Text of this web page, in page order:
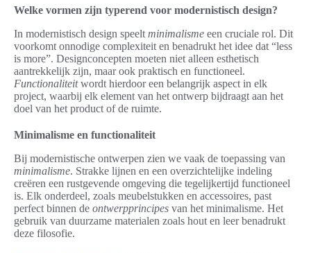
Welke vormen zijn typerend voor modernistisch design?
In modernistisch design speelt minimalisme een cruciale rol. Dit
voorkomt onnodige complexiteit en benadrukt het idee dat “less
is more”. Designconcepten moeten niet alleen esthetisch
aantrekkelijk zijn, maar ook praktisch en functioneel.
Functionaliteitwordt hierdoor een belangrijk aspect in elk
project, waarbij elk element van het ontwerp bijdraagt aan het
doel van het product of de ruimte.
Minimalisme en functionaliteit
Bij modernistische ontwerpen zien we vaak de toepassing van
minimalisme. Strakke lijnen en een overzichtelijke indeling
creëren een rustgevende omgeving die tegelijkertijd functioneel
is. Elk onderdeel, zoals meubelstukken en accessoires, past
perfect binnen de ontwerpprincipes van het minimalisme. Het
gebruik van duurzame materialen zoals hout en leer benadrukt
deze filosofie.